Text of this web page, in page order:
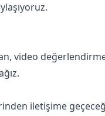
video
iletişime